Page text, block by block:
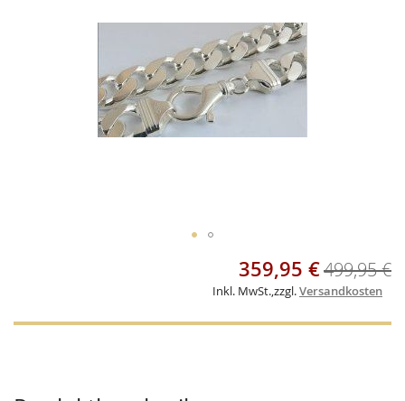
of
Sonderangebot
359,95 €499,95 €
Inkl. MwSt.,zzgl.Versandkosten